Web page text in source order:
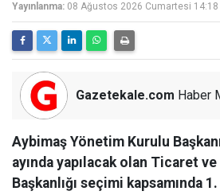
Yayınlanma: 08 Ağustos 2026 Cumartesi 14:18
Gazetekale.com Haber
Aybimaş Yönetim Kurulu
ayında yapılacak olan Ticaret ve
Başkanlığı seçimi kapsamında